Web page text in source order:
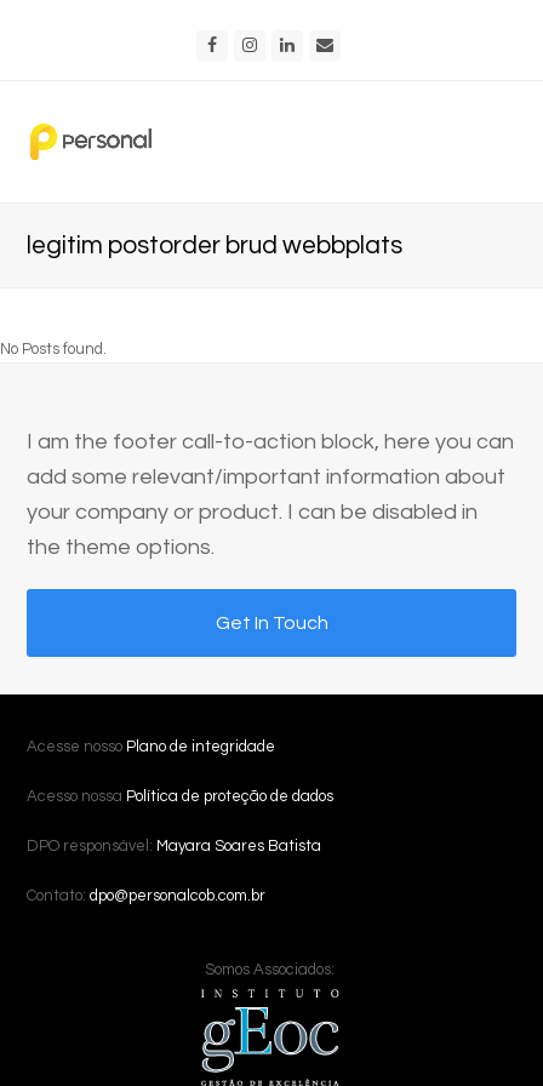
FacebookInstagram
LinkedIn
legitim postorder brud webbplats
No Posts found.
I am the footer call-to-action block, here you can
add some relevant/important information about
your company or product. I can be disabled in
the theme options.
Get In Touch
Acesse nosso Plano de integridade
Acesso nossa Política de proteção de dados
DPO responsável: Mayara Soares Batista
Contato:dpo@personalcob.com.br
Somos Associados: